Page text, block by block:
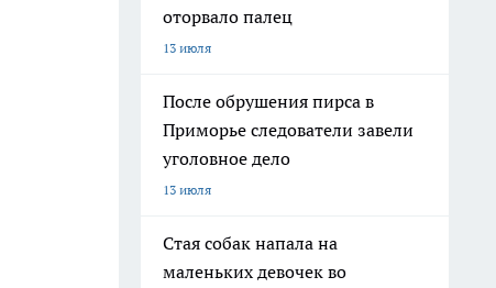
оторвало палец
13 июля
После обрушения пирса в
Приморье следователи завели
уголовное дело
13 июля
Стая собак напала на
маленьких девочек во